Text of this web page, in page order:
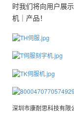
时我们将向用户展
机｜产品！
深圳市康耐思科技有限